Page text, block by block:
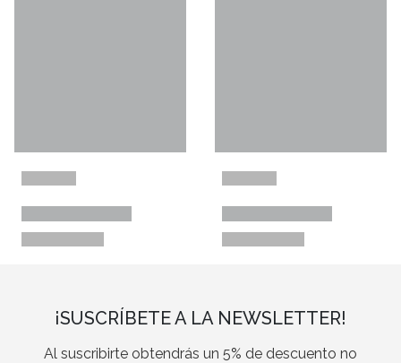
¡SUSCRÍBETE A LA NEWSLETTER!
Al suscribirte obtendrás un 5% de descuento no